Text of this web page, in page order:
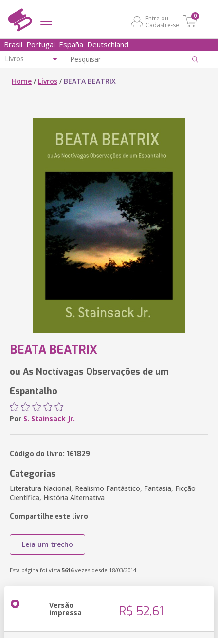
Entre ou
Cadastre-se
0
Brasil Portugal España Deutschland
Home / Livros / BEATA BEATRIX
BEATA BEATRIX
ou As Noctívagas Observações de um
Espantalho
Por S. Stainsack Jr.
Código do livro: 161829
Categorias
Literatura Nacional, Realismo Fantástico, Fantasia, Ficção
Científica, História Alternativa
Compartilhe este livro
Leia um trecho
Esta página foi vista 5616vezes desde 18/03/2014
Versão
impressa R$ 52,61